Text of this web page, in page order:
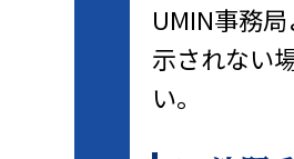
UMIN事務
示されない
い。